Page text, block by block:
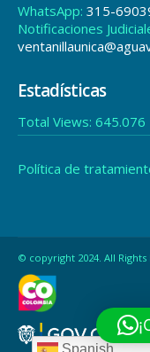
WhatsApp: 315-
Notificaciones
Estadísticas
Total Views: 645.076
Política de
© copyright 2024. All Rights